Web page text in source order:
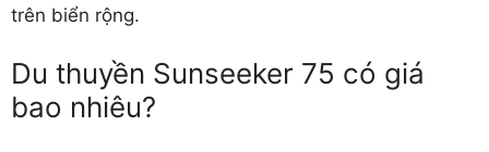
trên biển rộng.
Du thuyền Sunseeker 75 có giá
bao nhiêu?